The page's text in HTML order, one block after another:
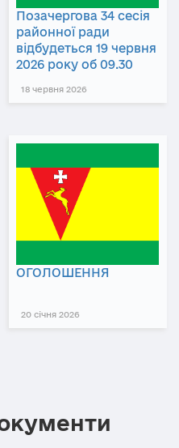
Позачергова 34 сесія
районної ради
відбудеться 19 червня
2026 року об 09.30
18 червня 2026
ОГОЛОШЕННЯ
20 січня 2026